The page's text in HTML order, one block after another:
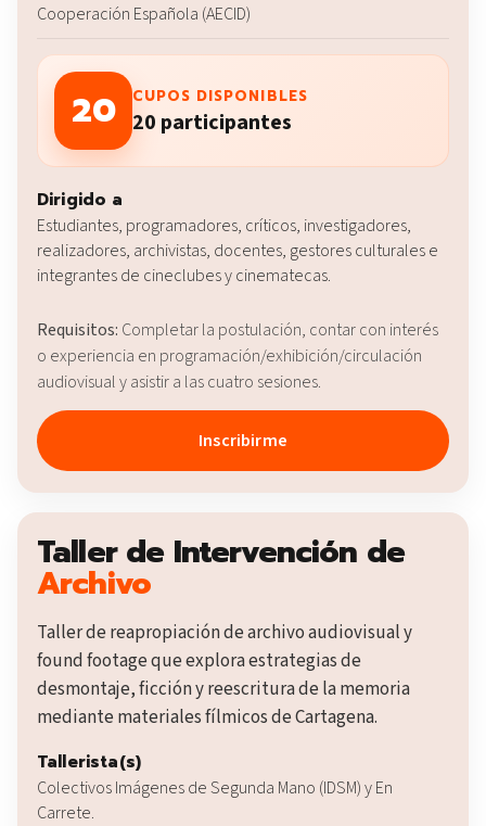
Cooperación Española (AECID)
20 CUPOS DISPONIBLES
20 participantes
Dirigido a
Estudiantes, programadores, críticos, investigadores,
realizadores, archivistas, docentes, gestores culturales e
integrantes de cineclubes y cinematecas.
Requisitos: Completar la postulación, contar con interés
o experiencia en programación/exhibición/circulación
audiovisual y asistir a las cuatro sesiones.
Inscribirme
Taller de Intervención de
Archivo
Taller de reapropiación de archivo audiovisual y
found footage que explora estrategias de
desmontaje, ficción y reescritura de la memoria
mediante materiales fílmicos de Cartagena.
Tallerista(s)
Colectivos Imágenes de Segunda Mano (IDSM) y En
Carrete.